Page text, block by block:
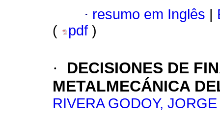
· resumo em Inglês
(
pdf )
·
DECISIONES DE
METALMECÁNICA
RIVERA GODOY,